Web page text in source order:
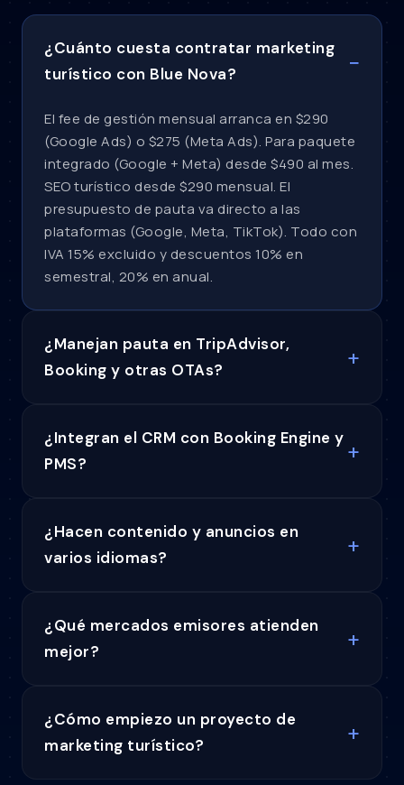
¿Cuánto cuesta contratar marketing
turístico con Blue Nova?
El fee de gestión mensual arranca en $290
(Google Ads) o $275 (Meta Ads). Para paquete
integrado (Google + Meta) desde $490 al mes.
SEO turístico desde $290 mensual. El
presupuesto de pauta va directo a las
plataformas (Google, Meta, TikTok). Todo con
IVA 15% excluido y descuentos 10% en
semestral, 20% en anual.
¿Manejan pauta en TripAdvisor,
Booking y otras OTAs?
¿Integran el CRM con Booking Engine y
PMS?
¿Hacen contenido y anuncios en
varios idiomas?
¿Qué mercados emisores atienden
mejor?
¿Cómo empiezo un proyecto de
marketing turístico?